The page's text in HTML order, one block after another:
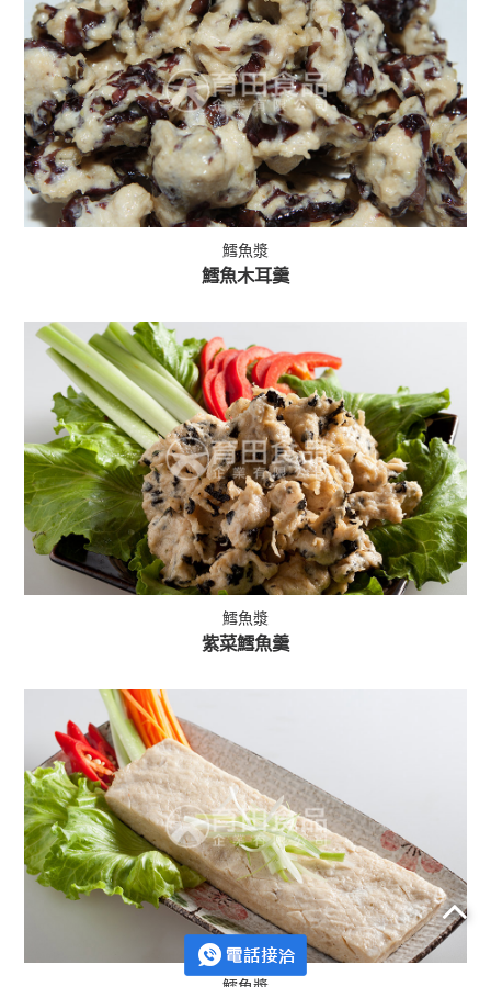
鱈魚漿
鱈魚木耳羹
鱈魚漿
紫菜鱈魚羹